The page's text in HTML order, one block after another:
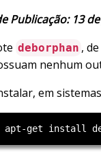
Publicação: 13
deborphan ,
nenhum
em